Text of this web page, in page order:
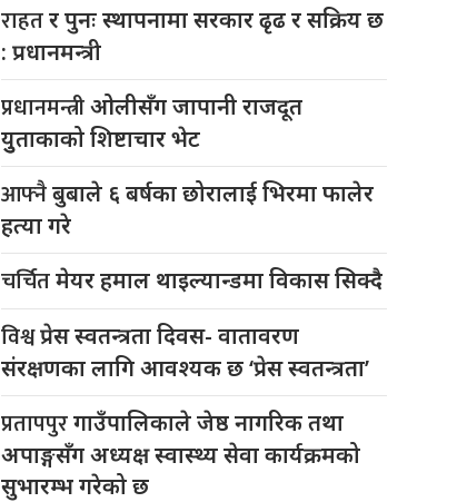
राहतर पुनः स्थापनामा सरकार ढृढ र सक्रिय छ
: प्रधानमन्त्री
प्रधानमन्त्रीओलीसँग जापानी राजदूत
युुताकाको शिष्टाचार भेट
आफ्नैबुबाले ६ बर्षका छोरालाई भिरमा फालेर
हत्या गरे
चर्चितमेयर हमाल थाइल्यान्डमा विकास सिक्दै
विश्वप्रेस स्वतन्त्रता दिवस- वातावरण
संरक्षणका लागि आवश्यक छ ‘प्रेस स्वतन्त्रता’
प्रतापपुरगाउँपालिकाले जेष्ठ नागरिक तथा
अपाङ्गसँग अध्यक्ष स्वास्थ्य सेवा कार्यक्रमको
सुभारम्भ गरेको छ